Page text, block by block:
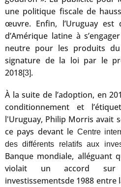
une politique fiscale de
œuvre. Enfin, l’Uruguay est
d’Amérique latine à
neutre pour les produits
signature de la loi par le
2018[3].
À la suite de l’adoption, en
conditionnement et
l'Uruguay, Philip Morris avait
ce pays devant le Centre
des différents relatifs aux
Banque mondiale, alléguant
violait un accord
investissementsde 1988 entre